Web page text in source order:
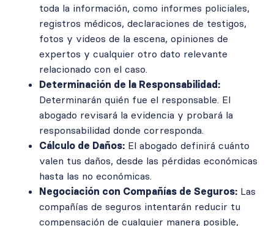
toda la información, como informes policiales,
registros médicos, declaraciones de testigos,
fotos y videos de la escena, opiniones de
expertos y cualquier otro dato relevante
relacionado con el caso.
Determinación de la Responsabilidad:
Determinarán quién fue el responsable. El
abogado revisará la evidencia y probará la
responsabilidad donde corresponda.
Cálculo de Daños: El abogado definirá cuánto
valen tus daños, desde las pérdidas económicas
hasta las no económicas.
Negociación con Compañías de Seguros: Las
compañías de seguros intentarán reducir tu
compensación de cualquier manera posible,